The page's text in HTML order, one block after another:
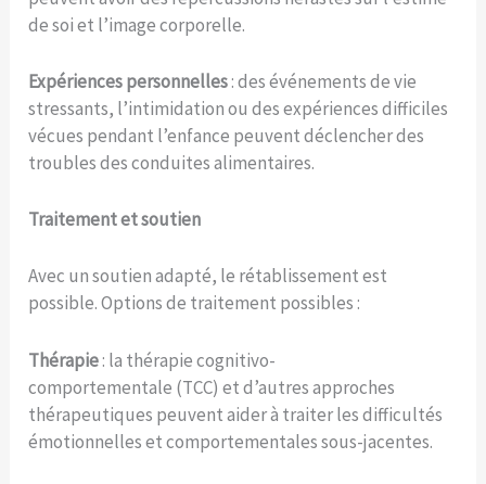
de soi et l’image corporelle.
Expériences personnelles: des événements de vie
stressants, l’intimidation ou des expériences difficiles
vécues pendant l’enfance peuvent déclencher des
troubles des conduites alimentaires.
Traitement et soutien
Avec un soutien adapté, le rétablissement est
possible. Options de traitement possibles :
Thérapie: la thérapie cognitivo-
comportementale (TCC) et d’autres approches
thérapeutiques peuvent aider à traiter les difficultés
émotionnelles et comportementales sous-jacentes.